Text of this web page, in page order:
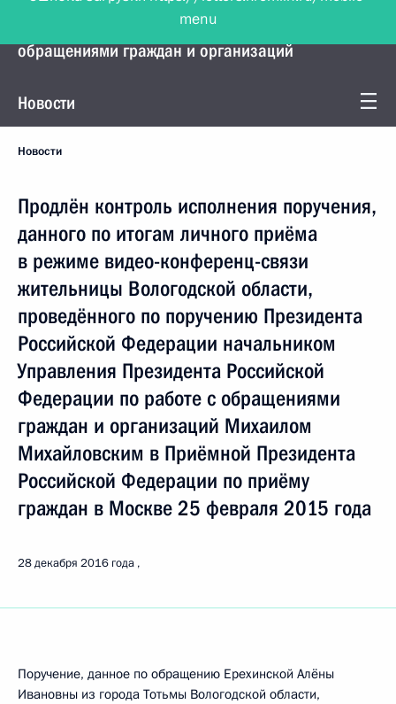
Управление Президента по работе с
обращениями граждан и организаций
Новости
Новости
Продлён контроль исполнения поручения,
данного по итогам личного приёма
в режиме видео-конференц-связи
жительницы Вологодской области,
проведённого по поручению Президента
Российской Федерации начальником
Управления Президента Российской
Федерации по работе с обращениями
граждан и организаций Михаилом
Михайловским в Приёмной Президента
Российской Федерации по приёму
граждан в Москве 25 февраля 2015 года
28 декабря 2016 года
Поручение, данное по обращению Ерехинской Алёны
Ивановны из города Тотьмы Вологодской области,
menu